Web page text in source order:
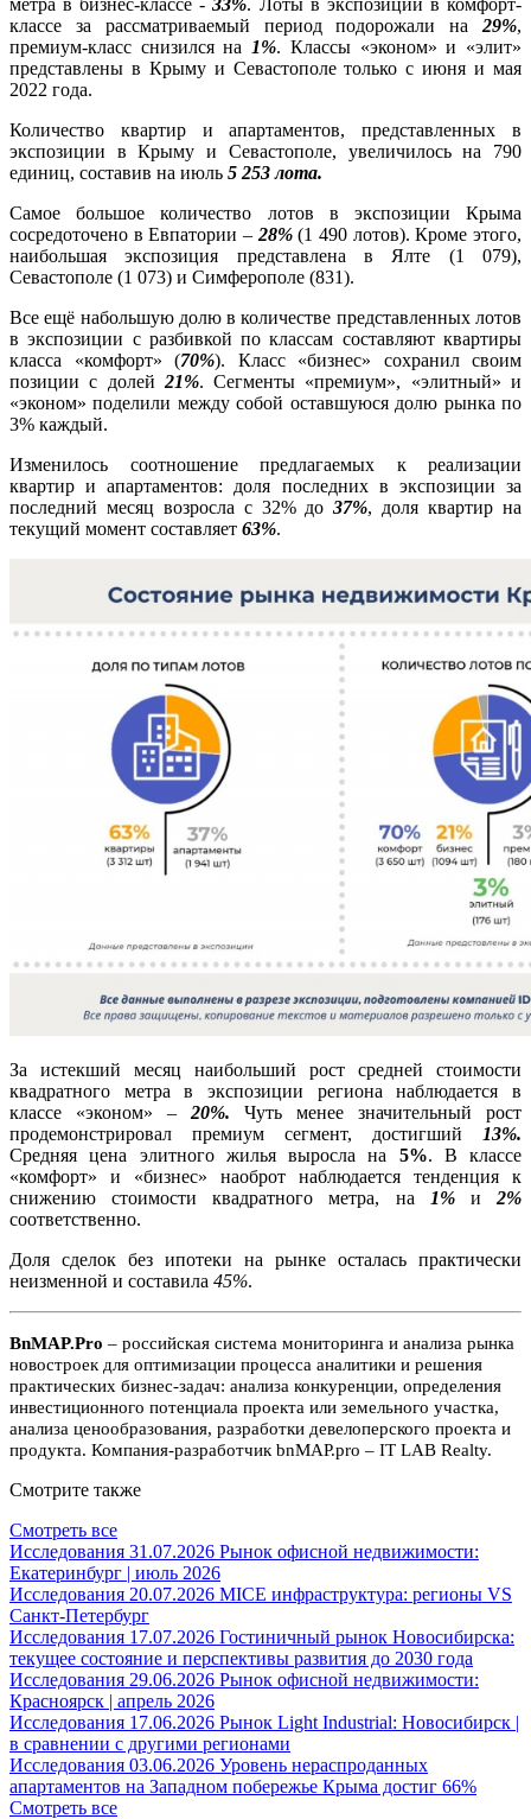
классе за рассматриваемый период подорожали на 29%,
премиум-класс снизился на
1%. Классы «эконом» и «элит»
представлены в Крыму и Севастополе только с июня и мая
2022 года.
Количество квартир и апартаментов, представленных в
экспозиции в Крыму и Севастополе, увеличилось на 790
единиц, составив на июль 5 253 лота.
Самое большое количество лотов в экспозиции Крыма
сосредоточено в Евпатории – 28%(1 490 лотов). Кроме этого,
наибольшая экспозиция представлена в Ялте (1 079),
Севастополе (1 073) и Симферополе (831).
Все ещё набольшую долю в количестве представленных лотов
в экспозиции с разбивкой по классам составляют квартиры
класса «комфорт» (70%). Класс «бизнес» сохранил своим
позиции с долей 21%. Сегменты «премиум», «элитный» и
«эконом» поделили между собой оставшуюся долю рынка по
3% каждый.
Изменилось соотношение предлагаемых к реализации
квартир и апартаментов: доля последних в экспозиции за
последний месяц возросла с 32% до37%, доля квартир на
текущий момент составляет 63%.
За истекший месяц наибольший рост средней стоимости
квадратного метра в экспозиции региона наблюдается в
классе «эконом» – 20%. Чуть менее значительный рост
продемонстрировал премиум сегмент, достигший
13%.
Средняя цена элитного жилья выросла на 5%. В классе
«комфорт» и «бизнес» наоброт наблюдается тенденция к
снижению стоимости квадратного метра, на
1%и2%
соответственно.
Доля сделок без ипотеки на рынке осталась практически
неизменной и составила 45%.
BnMAP.Pro – российская система мониторинга и анализа рынка
новостроек для оптимизации процесса аналитики и решения
практических бизнес-задач: анализа конкуренции, определения
инвестиционного потенциала проекта или земельного участка,
анализа ценообразования, разработки девелоперского проекта и
продукта. Компания-разработчик bnMAP.pro – IT LAB Realty.
Смотрите также
Смотреть все
Исследования 31.07.2026 Рынок офисной недвижимости:
Екатеринбург | июль 2026
Исследования 20.07.2026 MICE инфраструктура: регионы VS
Санкт-Петербург
Исследования 17.07.2026 Гостиничный рынок Новосибирска:
текущее состояние и перспективы развития до 2030 года
Исследования 29.06.2026 Рынок офисной недвижимости:
Красноярск | апрель 2026
Исследования 17.06.2026 Рынок Light Industrial: Новосибирск |
в сравнении с другими регионами
Исследования 03.06.2026 Уровень нераспроданных
апартаментов на Западном побережье Крыма достиг 66%
Смотреть все